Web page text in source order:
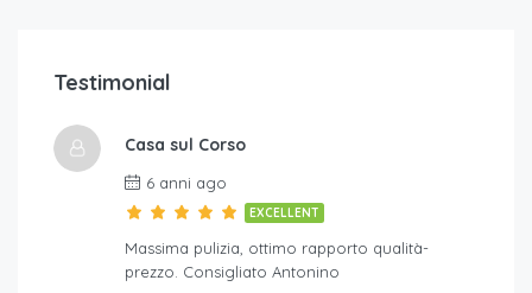
Testimonial
Casa sul Corso
6 anni ago
EXCELLENT
Massima pulizia, ottimo rapporto qualità-
prezzo. Consigliato Antonino